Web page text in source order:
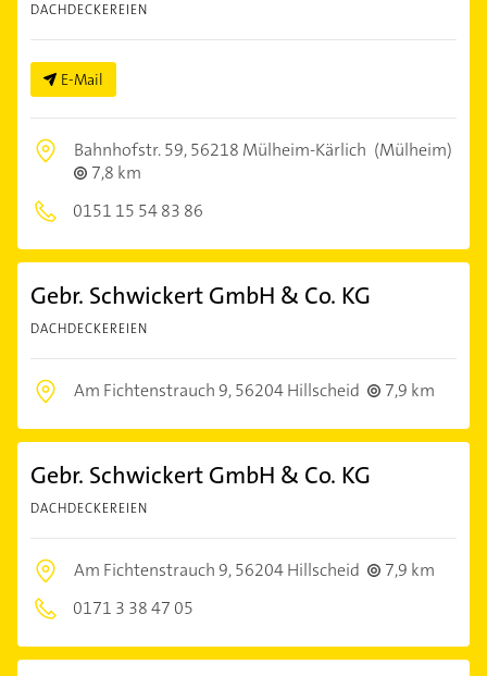
DACHDECKEREIEN
E-Mail
Bahnhofstr. 59,56218 Mülheim-Kärlich (Mülheim)
7,8 km
0151 15 54 83 86
Gebr. Schwickert GmbH & Co. KG
DACHDECKEREIEN
Am Fichtenstrauch 9,56204 Hillscheid 7,9 km
Gebr. Schwickert GmbH & Co. KG
DACHDECKEREIEN
Am Fichtenstrauch 9,56204 Hillscheid
7,9 km
0171 3 38 47 05